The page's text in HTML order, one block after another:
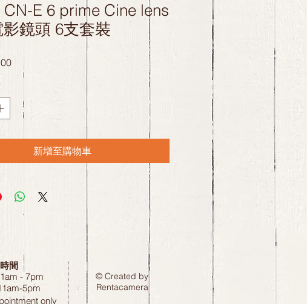
CN-E 6 prime Cine lens
鏡頭 6支套裝
價
新增至購物車
間
- 7pm
5pm
only
© Created by
Rentacamera